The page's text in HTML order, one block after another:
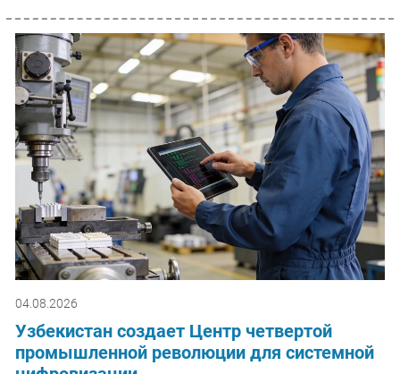
04.08.2026
Узбекистан создает Центр четвертой
промышленной революции для системной